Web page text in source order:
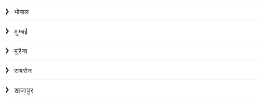
भोपाल
मुम्बई
मुरैना
रायसेन
शाजापुर